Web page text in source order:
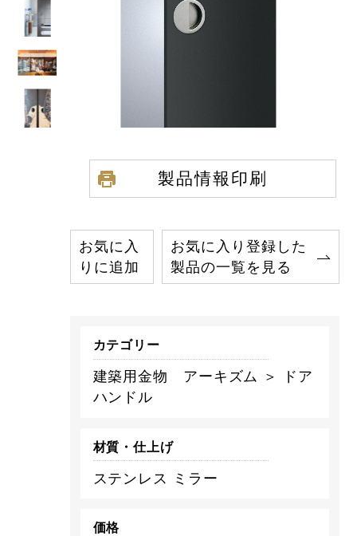
製品情報印刷
お気に入
りに追加
お気に入り登録した
製品の一覧を見る
カテゴリー
建築用金物 アーキズム ＞ ドア
ハンドル
材質・仕上げ
ステンレス ミラー
価格